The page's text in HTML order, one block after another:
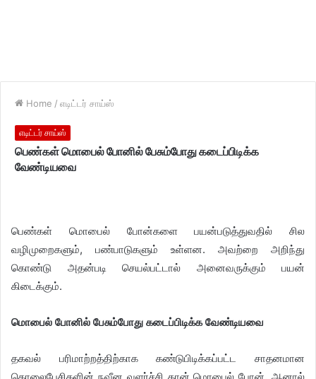
Home / எடிட்டர் சாய்ஸ்
எடிட்டர் சாய்ஸ்
பெண்கள் மொபைல் போனில் பேசும்போது கடைப்பிடிக்க
வேண்டியவை
பெண்கள் மொபைல் போன்களை பயன்படுத்துவதில் சில
வழிமுறைகளும், பண்பாடுகளும் உள்ளன. அவற்றை அறிந்து
கொண்டு அதன்படி செயல்பட்டால் அனைவருக்கும் பயன்
கிடைக்கும்.
மொபைல் போனில் பேசும்போது கடைப்பிடிக்க வேண்டியவை
தகவல் பரிமாற்றத்திற்காக கண்டுபிடிக்கப்பட்ட சாதனமான